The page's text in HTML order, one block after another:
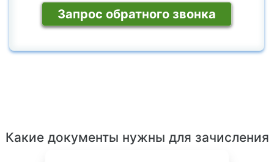
Запрос обратного звонка
Какие документы нужны для зачисления